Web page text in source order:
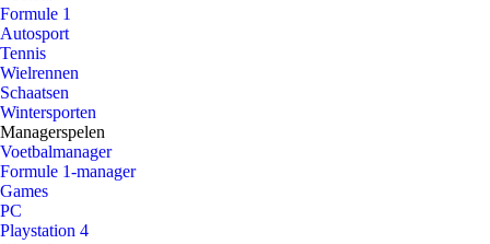
Formule 1
Autosport
Tennis
Wielrennen
Schaatsen
Wintersporten
Managerspelen
Voetbalmanager
Formule 1-manager
Games
PC
Playstation 4